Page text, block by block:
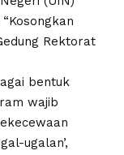
Rektorat
bentuk
wajib
ugalan’,